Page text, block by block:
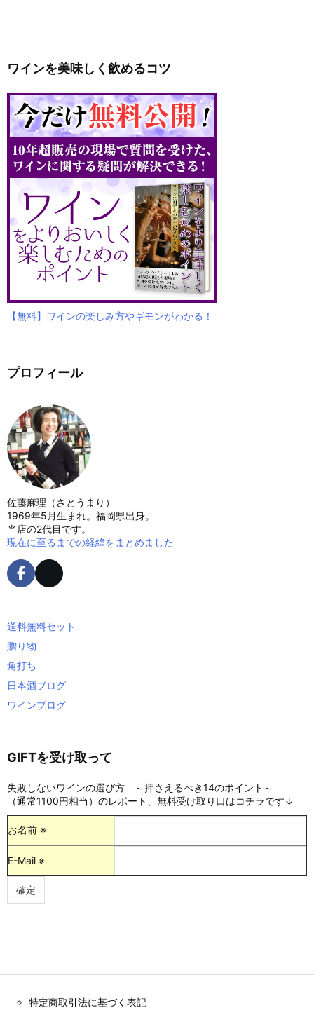
ワインを美味しく飲めるコツ
【無料】ワインの楽しみ方やギモンがわかる！
プロフィール
佐藤麻理（さとうまり）
1969年5月生まれ。福岡県出身。
当店の2代目です。
現在に至るまでの経緯をまとめました
送料無料セット
贈り物
角打ち
日本酒ブログ
ワインブログ
GIFTを受け取って
失敗しないワインの選び方 ～押さえるべき14のポイント～
（通常1100円相当）のレポート、無料受け取り口はコチラです↓
お名前 ※
E-Mail ※
特定商取引法に基づく表記